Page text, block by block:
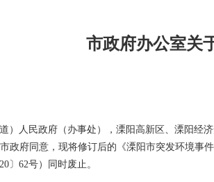
市政府办公室关
）人民政府（办事处），溧阳高新区、溧阳经
政府同意，现将修订后的《溧阳市突发环境事
〕 62号）同时废止。